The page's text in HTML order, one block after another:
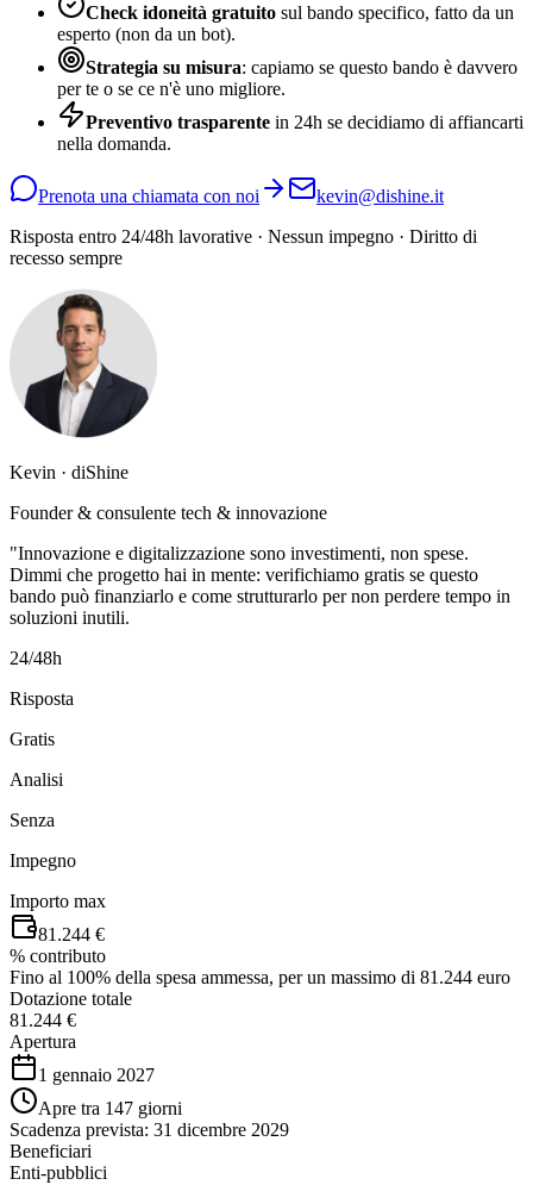
Check idoneità gratuito sul bando specifico, fatto da un
esperto (non da un bot).
Strategia su misura: capiamo se questo bando è davvero
per te o se ce n'è uno migliore.
Preventivo trasparente in 24h se decidiamo di affiancarti
nella domanda.
Prenota una chiamata con noi
kevin@dishine.it
Risposta entro 24/48h lavorative · Nessun impegno · Diritto di
recesso sempre
Kevin · diShine
Founder & consulente tech & innovazione
"Innovazione e digitalizzazione sono investimenti, non spese.
Dimmi che progetto hai in mente: verifichiamo gratis se questo
bando può finanziarlo e come strutturarlo per non perdere tempo in
soluzioni inutili.
24/48h
Risposta
Gratis
Analisi
Senza
Impegno
Importo max
81.244 €
% contributo
Fino al 100% della spesa ammessa, per un massimo di 81.244 euro
Dotazione totale
81.244 €
Apertura
1 gennaio 2027
Apre tra 147 giorni
Scadenza prevista: 31 dicembre 2029
Beneficiari
Enti-pubblici